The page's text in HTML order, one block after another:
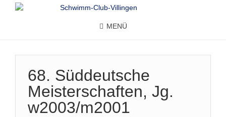
MENÜ
68. Süddeutsche
Meisterschaften, Jg.
w2003/m2001